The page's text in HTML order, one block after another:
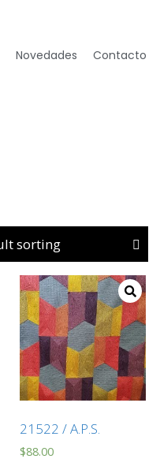
Novedades Contacto
21522 / A.P.S.
$88.00